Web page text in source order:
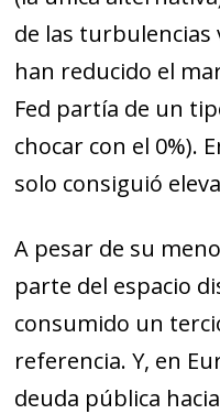
de las turbulencias
han reducido el
Fed partía de un
chocar con el 0%).
solo consiguió
A pesar de su
parte del espacio
consumido un
referencia. Y, en
deuda pública